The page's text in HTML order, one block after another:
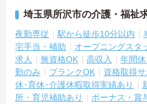
埼玉県所沢市の介護・福祉
夜勤専従 駅から徒歩10分以内
宅手当・補助
オープニングスタ
求人
無資格OK 高収入 年間
勤のみ
ブランクOK 資格取得サ
休･育休･介護休暇取得実績あり
所・育児補助あり
ボーナス・賞